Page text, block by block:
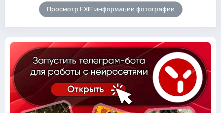
Просмотр EXIF информации фотографии